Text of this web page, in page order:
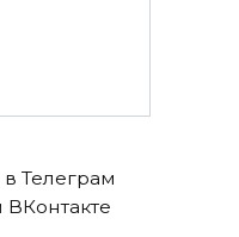
Телеграм